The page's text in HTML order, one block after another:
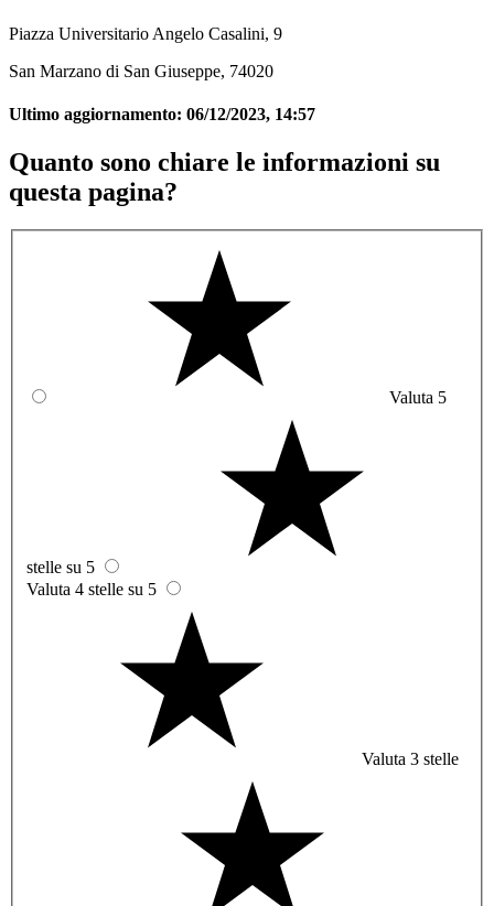
Piazza Universitario Angelo Casalini, 9
San Marzano di San Giuseppe, 74020
Ultimo aggiornamento: 06/12/2023, 14:57
Quanto sono chiare le informazioni su
questa pagina?
Valuta 5
stelle su 5
Valuta 4 stelle su 5
Valuta 3 stelle